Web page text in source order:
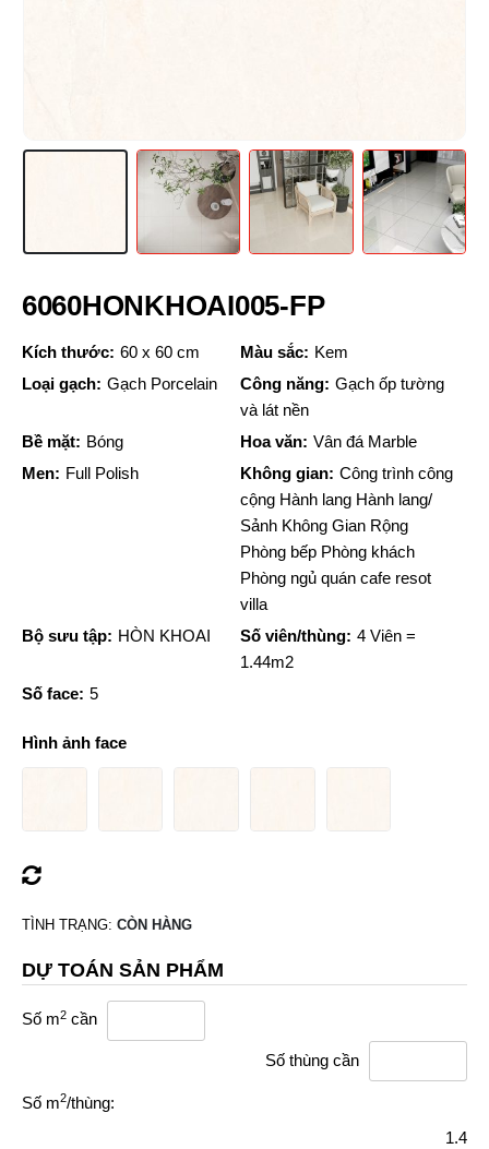
6060HONKHOAI005-FP
Kích thước: 60 x 60 cm Màu sắc: Kem
Loại gạch: Gạch Porcelain Công năng: Gạch ốp tường
và lát nền
Bề mặt: Bóng Hoa văn: Vân đá Marble
Men: Full Polish Không gian: Công trình công
cộng Hành lang Hành lang/
Sảnh Không Gian Rộng
Phòng bếp Phòng khách
Phòng ngủ quán cafe resot
villa
Bộ sưu tập: HÒN KHOAI Số viên/thùng: 4 Viên =
1.44m2
Số face: 5
Hình ảnh face
TÌNH TRẠNG: CÒN HÀNG
DỰ TOÁN SẢN PHẨM
Số m2 cần
Số thùng cần
Số m2/thùng:
1.4